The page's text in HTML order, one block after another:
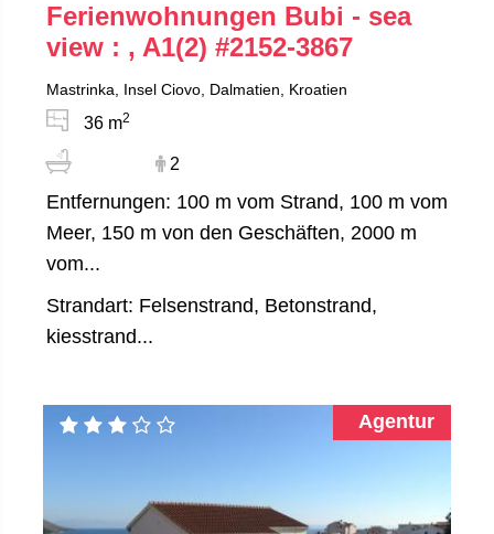
Ferienwohnungen Bubi - sea
view : , A1(2) #2152-3867
Mastrinka, Insel Ciovo, Dalmatien, Kroatien
36 m2
2
Entfernungen: 100 m vom Strand, 100 m vom
Meer, 150 m von den Geschäften, 2000 m
vom...
Strandart: Felsenstrand, Betonstrand,
kiesstrand...
Agentur